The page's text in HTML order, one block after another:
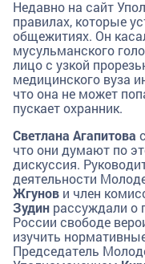
Недавно на сайт
правилах, которые
общежитиях. Он
мусульманского
лицо с узкой
медицинского вуза
что она не может
пускает охранник.
Светлана Агапитова
что они думают по
дискуссия.
деятельности
Жгунов и член
Зудин рассуждали о
России свободе
изучить
Председатель